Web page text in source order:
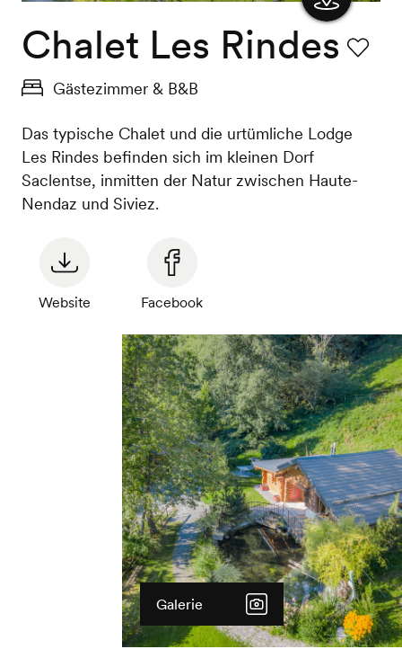
Karte
Chalet Les Rindes
Gästezimmer & B&B
Das typische Chalet und die urtümliche Lodge
Les Rindes befinden sich im kleinen Dorf
Saclentse, inmitten der Natur zwischen Haute-
Nendaz und Siviez.
Website Facebook
Galerie